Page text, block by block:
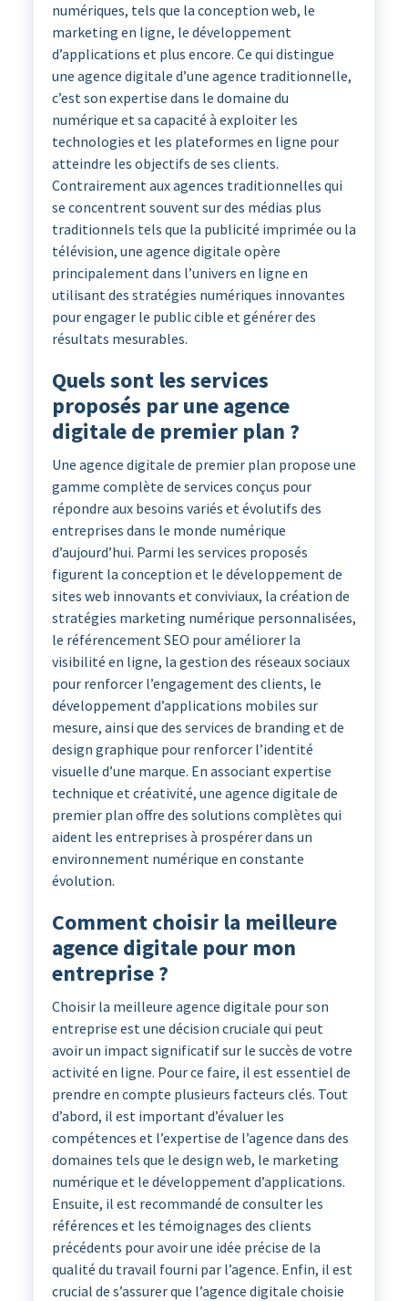
numériques, tels que la conception web, le
marketing en ligne, le développement
d’applications et plus encore. Ce qui distingue
une agence digitale d’une agence traditionnelle,
c’est son expertise dans le domaine du
numérique et sa capacité à exploiter les
technologies et les plateformes en ligne pour
atteindre les objectifs de ses clients.
Contrairement aux agences traditionnelles qui
se concentrent souvent sur des médias plus
traditionnels tels que la publicité imprimée ou la
télévision, une agence digitale opère
principalement dans l’univers en ligne en
utilisant des stratégies numériques innovantes
pour engager le public cible et générer des
résultats mesurables.
Quels sont les services
proposés par une agence
digitale de premier plan ?
Une agence digitale de premier plan propose une
gamme complète de services conçus pour
répondre aux besoins variés et évolutifs des
entreprises dans le monde numérique
d’aujourd’hui. Parmi les services proposés
figurent la conception et le développement de
sites web innovants et conviviaux, la création de
stratégies marketing numérique personnalisées,
le référencement SEO pour améliorer la
visibilité en ligne, la gestion des réseaux sociaux
pour renforcer l’engagement des clients, le
développement d’applications mobiles sur
mesure, ainsi que des services de branding et de
design graphique pour renforcer l’identité
visuelle d’une marque. En associant expertise
technique et créativité, une agence digitale de
premier plan offre des solutions complètes qui
aident les entreprises à prospérer dans un
environnement numérique en constante
évolution.
Comment choisir la meilleure
agence digitale pour mon
entreprise ?
Choisir la meilleure agence digitale pour son
entreprise est une décision cruciale qui peut
avoir un impact significatif sur le succès de votre
activité en ligne. Pour ce faire, il est essentiel de
prendre en compte plusieurs facteurs clés. Tout
d’abord, il est important d’évaluer les
compétences et l’expertise de l’agence dans des
domaines tels que le design web, le marketing
numérique et le développement d’applications.
Ensuite, il est recommandé de consulter les
références et les témoignages des clients
précédents pour avoir une idée précise de la
qualité du travail fourni par l’agence. Enfin, il est
crucial de s’assurer que l’agence digitale choisie